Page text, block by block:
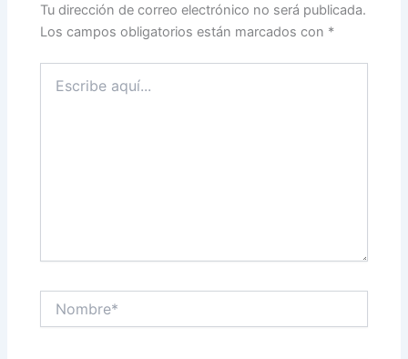
Tu dirección de correo electrónico no será publicada.
Los campos obligatorios están marcados con *
aquí...